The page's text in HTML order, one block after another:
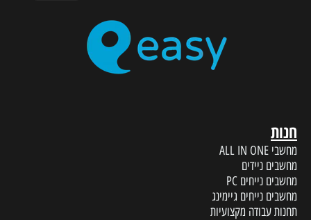
חנות
מחשבי ALL IN ONE
מחשבים ניידים
מחשבים נייחים PC
מחשבים נייחים גיימינג
תחנות עבודה מקצועיות